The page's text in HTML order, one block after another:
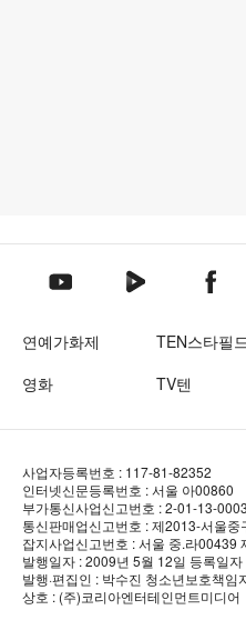
텐아시아 유튜브텐아시아 네이버TV
텐아
연예가화제 TEN스타필
영화
TV텐
사업자등록번호 : 117-81-82352
인터넷신문등록번호 : 서울 아00860
부가통신사업신고번호 : 2-01-13-
통신판매업신고번호 : 제2013-서울중
잡지사업신고번호 : 서울 중.라00439
발행일자 : 2009년 5월 12일 등록일
발행·편집인 : 박수진 청소년보호책임
상호 : (주)코리아엔터테인먼트미디어